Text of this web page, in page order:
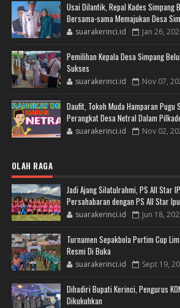
Usai Dilantik, Repal Kades Simpang
Bersama-sama Memajukan Desa
suarakerinci.id Jan 26,
Pemilihan Kepala Desa Simpang
Sukses
suarakerinci.id Nov 07,
Daufit, Tokoh Muda Hamparan Pugu
Perangkat Desa Netral Dalam
suarakerinci.id Nov 02,
OLAH RAGA
Jadi Ajang Silatulrahmi, PS All Star
Persahabaran dengan PS All Star
suarakerinci.id Jun 18,
Turnamen Sepakbola Portim Cup
Resmi Di Buka
suarakerinci.id Sept 19,
Dihadiri Bupati Kerinci, Pengurus
Dikukuhkan